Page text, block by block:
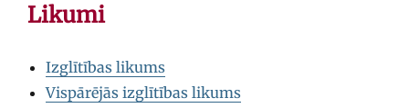
Likumi
Izglītības likums
Vispārējās izglītības likums